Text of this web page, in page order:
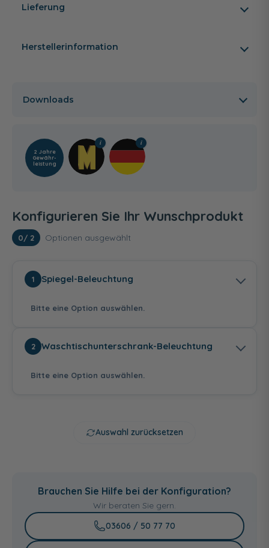
Lieferung
Herstellerinformation
Downloads
2 Jahre
Gewähr­
leistung
Konfigurieren Sie Ihr Wunschprodukt
0/ 2 Optionen ausgewählt
1 Spiegel-Beleuchtung
Bitte eine Option auswählen.
Watt, 6500 K
2 Waschtischunterschrank-Beleuchtung
Bitte eine Option auswählen.
5800-6300 K
54,00 €
Auswahl zurücksetzen
Brauchen Sie Hilfe bei der Konfiguration?
Wir beraten Sie gern.
03606 / 50 77 70